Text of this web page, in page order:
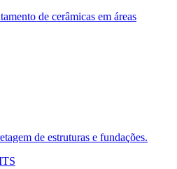
de cerâmicas em áreas
de estruturas e fundações.